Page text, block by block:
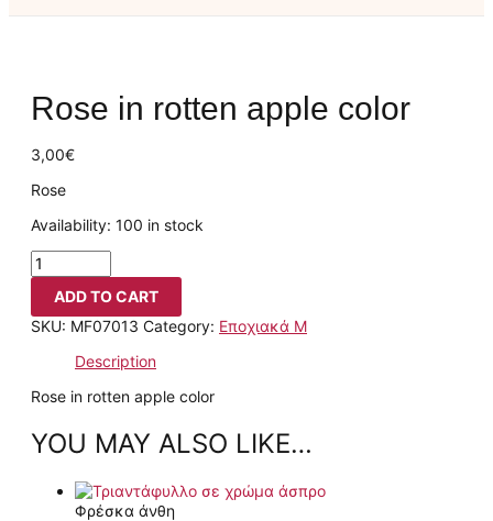
Rose in rotten apple color
3,00€
Rose
Availability: 100 in stock
ADD TO CART
SKU: MF07013 Category: Εποχιακά Μ
Description
Rose in rotten apple color
YOU MAY ALSO LIKE…
Φρέσκα άνθη